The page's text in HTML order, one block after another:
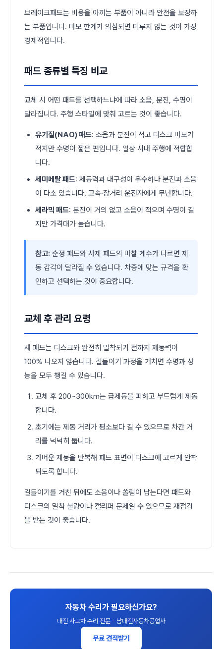
브레이크패드는 비용을 아끼는 부품이 아니라 안전을 보장하
는 부품입니다. 마모 한계가 의심되면 미루지 않는 것이 가장
경제적입니다.
패드 종류별 특징 비교
교체 시 어떤 패드를 선택하느냐에 따라 소음, 분진, 수명이
달라집니다. 주행 스타일에 맞춰 고르는 것이 좋습니다.
유기질(NAO) 패드: 소음과 분진이 적고 디스크 마모가
적지만 수명이 짧은 편입니다. 일상 시내 주행에 적합합
니다.
세미메탈 패드: 제동력과 내구성이 우수하나 분진과 소음
이 다소 있습니다. 고속·장거리 운전자에게 무난합니다.
세라믹 패드: 분진이 거의 없고 소음이 적으며 수명이 길
지만 가격대가 높습니다.
참고: 순정 패드와 사제 패드의 마찰 계수가 다르면 제
동 감각이 달라질 수 있습니다. 차종에 맞는 규격을 확
인하고 선택하는 것이 중요합니다.
교체 후 관리 요령
새 패드는 디스크와 완전히 밀착되기 전까지 제동력이
100% 나오지 않습니다. 길들이기 과정을 거치면 수명과 성
능을 모두 챙길 수 있습니다.
교체 후 200~300km는 급제동을 피하고 부드럽게 제동
합니다.
초기에는 제동 거리가 평소보다 길 수 있으므로 차간 거
리를 넉넉히 둡니다.
가벼운 제동을 반복해 패드 표면이 디스크에 고르게 안착
되도록 합니다.
길들이기를 거친 뒤에도 소음이나 쏠림이 남는다면 패드와
디스크의 밀착 불량이나 캘리퍼 문제일 수 있으므로 재점검
을 받는 것이 좋습니다.
자동차 수리가 필요하신가요?
대전 사고차 수리 전문 - 남대전자동차공업사
무료 견적받기